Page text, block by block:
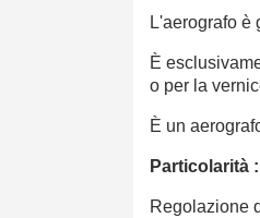
L'aerografo è
È
o per la
È un
Particolarità :
Regolazione